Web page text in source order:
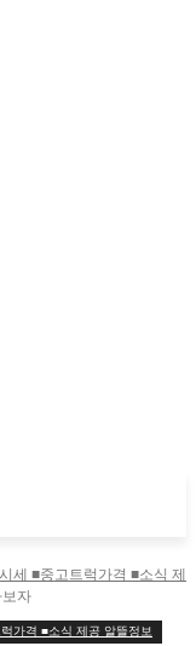
세 ■중고트럭가격 ■소식 제
자
가격 ■소식 제공 알뜰정보